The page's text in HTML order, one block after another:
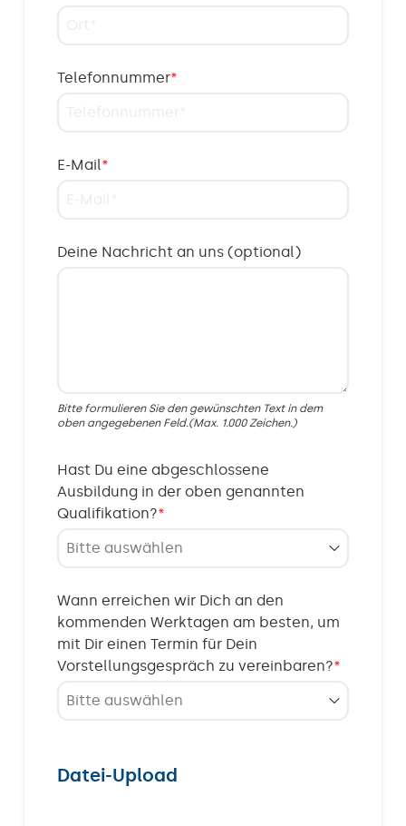
Telefonnummer*
E-Mail*
Deine Nachricht an uns (optional)
Bitte formulieren Sie den gewünschten Text in dem
oben angegebenen Feld.(Max. 1.000 Zeichen.)
Hast Du eine abgeschlossene
Ausbildung in der oben genannten
Qualifikation?*
Wann erreichen wir Dich an den
kommenden Werktagen am besten, um
mit Dir einen Termin für Dein
Vorstellungsgespräch zu vereinbaren?*
Datei-Upload